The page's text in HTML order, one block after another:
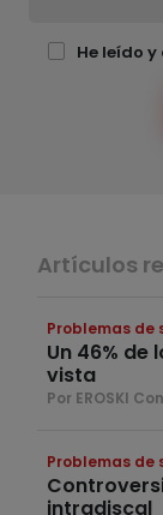
He leído
Artículos
Problemas de
Un 46% de
vista
Por EROSKI
Problemas de
intradiscal